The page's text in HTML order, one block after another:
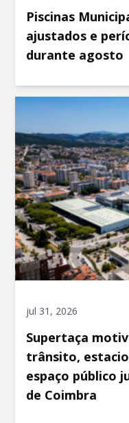
Piscinas
ajustados e
durante agosto
jul 31, 2026
Supertaça
trânsito,
espaço público
de Coimbra